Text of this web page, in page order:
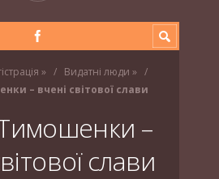
» Видатні люди »
– вчені світової слави
–
слави